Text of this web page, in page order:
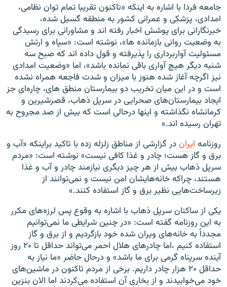
جامعه فردا با اشاره به اینکه «تاکنون تقریبا تمام توان نظامی،
امدادی، پزشکی و عمرانی کشور به منطقه گسیل شده،
خبرنگارانی برای پوشش اخبار رفته اند و مشاورانی برای رسیدگی
به وضعیت روانی بازمانده ها»، نوشته است: «سپاه و ارتش
مسئولیت آواربرداری را پذیرفته و قول داده اند که صبح سه
شنبه دیگر هیچ آواری باقی نمانده باشد»، اما «وضعیت امدادی
نیز اگرچه آغاز شده هنوز با میزان و شدت فاجعه همراه نشده
است و در این میان تخریب دو بیمارستان منطق های، چاره‌ای جز
ایجاد بیمارستان‌های صحرایی در سرپل ذهاب، قصرشیرین و
کرمانشاه نگذاشته و اینها درحالی است که بیش از صد مجروح به
تهران رسیده اند.»
روزنامه ایراندر گزارشی از مناطق زلزله زده با تاکید براینکه «آب و
برق و گاز هست؛ چادر و غذا کافی نیست» نوشته است: «مردم
سرپل ذهاب بیش از هر چیز دیگری نیازمند چادر و آب و غذا
هستند، چراکه خانه‌هایشان امن نیست و نمی‌توانند از
زیرساخت‌هایی نظیر برق و گاز استفاده کنند.»
یکی از ساکنان سرپل ذهاب با اشاره به وقوع پس لرزه‌های مکرر
به این روزنامه گفته است: «در چنین شرایطی ما نمی‌توانیم
مجدداً به خانه‌های ویران شده خود بازگردیم و از برق و گاز
استفاده کنیم ،اما چادرهای هلال احمر می‌تواند حداقل تا ۲۰ روز
آینده سرپناه گرمی برای ما باشد» و درحال حاضر «ما نیاز به
حداقل ۲۰ هزار چادر داریم. برخی از مردم تاکنون در ماشین‌های
خود می‌خوابیدند و از بخاری آن استفاده می‌کردند اما الان بنزین